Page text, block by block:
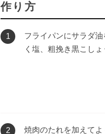
作り方
1
フライパンにサラダ
く塩、粗挽き黒こし
2 焼肉のたれを加えてよ